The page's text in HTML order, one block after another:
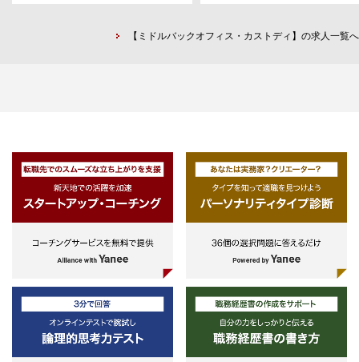
- SQLを使ったデータ取得
【ミドルバックオフィス・カストディ】の求人一覧へ